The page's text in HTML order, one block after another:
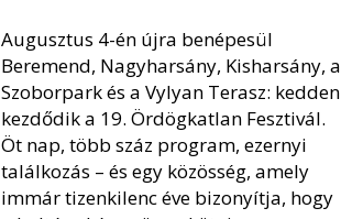
Augusztus 4-én újra benépesül
Beremend, Nagyharsány, Kisharsány, a
Szoborpark és a Vylyan Terasz: kedden
kezdődik a 19. Ördögkatlan Fesztivál.
Öt nap, több száz program, ezernyi
találkozás – és egy közösség, amely
immár tizenkilenc éve bizonyítja, hogy